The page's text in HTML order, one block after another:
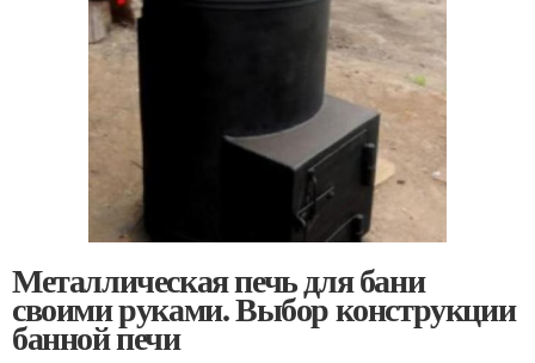
Металлическая печь для бани
своими руками. Выбор конструкции
банной печи